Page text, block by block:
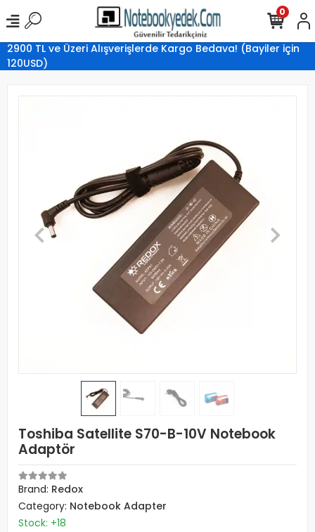
2900 TL ve Üzeri Alışverişlerde Kargo Bedava! (Bayiler için
120USD)
0
Toshiba Satellite S70-B-10V Notebook
Adaptör
Brand: Redox
Category: Notebook Adapter
Stock: +18